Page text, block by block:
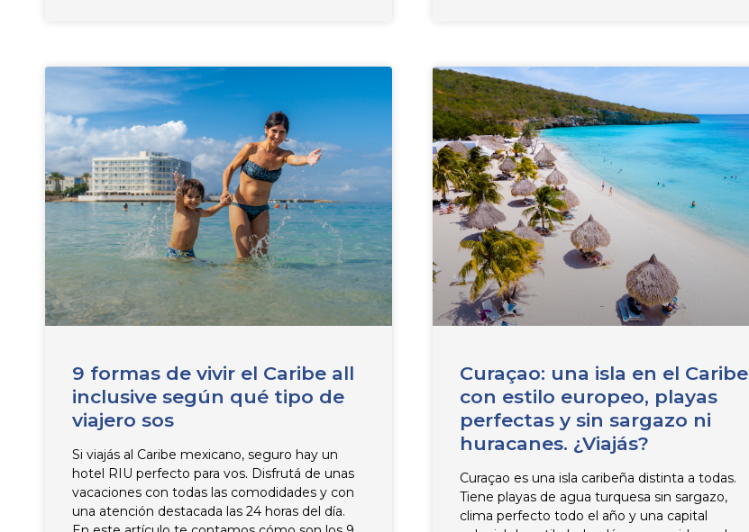
9 formas de vivir el Caribe all
inclusive según qué tipo de
viajero sos
Si viajás al Caribe mexicano, seguro hay un
hotel RIU perfecto para vos. Disfrutá de unas
vacaciones con todas las comodidades y con
una atención destacada las 24 horas del día.
Curaçao: una isla en el Caribe
con estilo europeo, playas
perfectas y sin sargazo ni
huracanes. ¿Viajás?
Curaçao es una isla caribeña distinta a todas.
Tiene playas de agua turquesa sin sargazo,
clima perfecto todo el año y una capital